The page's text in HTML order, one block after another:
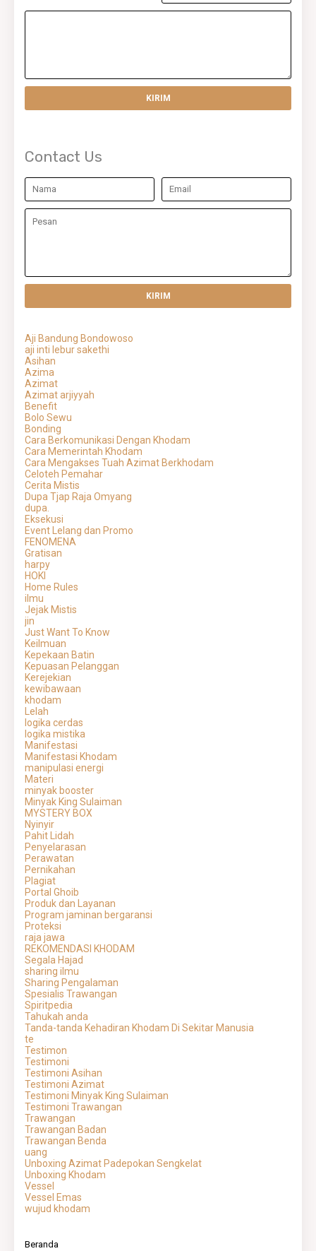
Contact Us
Aji Bandung Bondowoso
aji inti lebur sakethi
Asihan
Azima
Azimat
Azimat arjiyyah
Benefit
Bolo Sewu
Bonding
Cara Berkomunikasi Dengan Khodam
Cara Memerintah Khodam
Cara Mengakses Tuah Azimat Berkhodam
Celoteh Pemahar
Cerita Mistis
Dupa Tjap Raja Omyang
dupa.
Eksekusi
Event Lelang dan Promo
FENOMENA
Gratisan
harpy
HOKI
Home Rules
ilmu
Jejak Mistis
jin
Just Want To Know
Keilmuan
Kepekaan Batin
Kepuasan Pelanggan
Kerejekian
kewibawaan
khodam
Lelah
logika cerdas
logika mistika
Manifestasi
Manifestasi Khodam
manipulasi energi
Materi
minyak booster
Minyak King Sulaiman
MYSTERY BOX
Nyinyir
Pahit Lidah
Penyelarasan
Perawatan
Pernikahan
Plagiat
Portal Ghoib
Produk dan Layanan
Program jaminan bergaransi
Proteksi
raja jawa
REKOMENDASI KHODAM
Segala Hajad
sharing ilmu
Sharing Pengalaman
Spesialis Trawangan
Spiritpedia
Tahukah anda
Tanda-tanda Kehadiran Khodam Di Sekitar Manusia
te
Testimon
Testimoni
Testimoni Asihan
Testimoni Azimat
Testimoni Minyak King Sulaiman
Testimoni Trawangan
Trawangan
Trawangan Badan
Trawangan Benda
uang
Unboxing Azimat Padepokan Sengkelat
Unboxing Khodam
Vessel
Vessel Emas
wujud khodam
Beranda